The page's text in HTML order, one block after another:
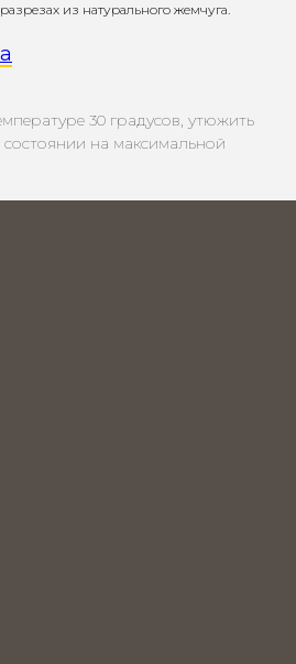
из натурального жемчуга.
30 градусов, утюжить
на максимальной